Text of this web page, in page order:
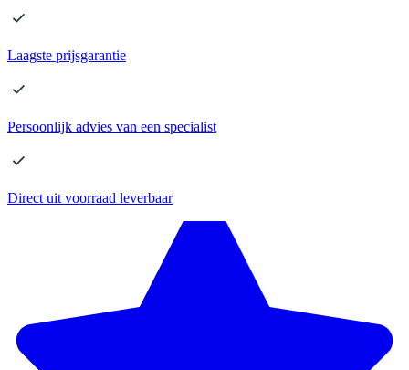
Laagste prijsgarantie
Persoonlijk advies van een specialist
Direct uit voorraad leverbaar